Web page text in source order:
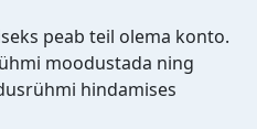
peab teil olema konto.
moodustada ning
hindamises